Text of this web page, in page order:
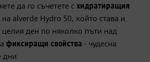
да го съчетете с хидратиращия
на alverde Hydro 50, който става и
целия ден по няколко пъти над
фиксиращи свойства - чудесна
дни.